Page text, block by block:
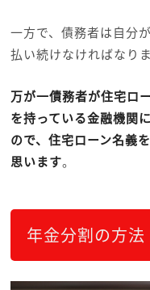
一方で、債務者は自分
払い続けなければなりま
万が一債務者が住宅ロ
を持っている金融機関
ので、住宅ローン名義
思います。
年金分割の方法